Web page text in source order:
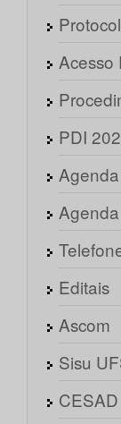
Acesso
PDI
Editais
Ascom
Sisu
CESAD